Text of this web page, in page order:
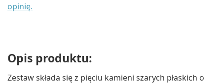
opinię.
Opis produktu:
Zestaw składa się z pięciu kamieni szarych płaskich o